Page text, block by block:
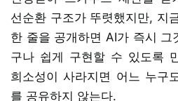
선순환 구조가 뚜렷했지만, 지
한 줄을 공개하면 AI가 즉시 그
구나 쉽게 구현할 수 있도록
희소성이 사라지면 어느 누구
를 공유하지 않는다.